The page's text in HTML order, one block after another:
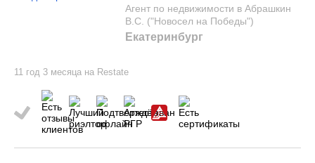
Агент по недвижимости в Абрашкин
В.С. ("Новосел на Победы")
Екатеринбург
11 год 3 месяца на Restate